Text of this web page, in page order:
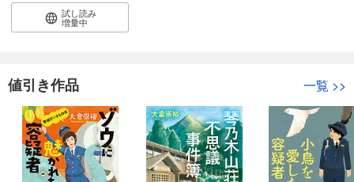
試し読み
増量中
値引き作品 一覧 >>